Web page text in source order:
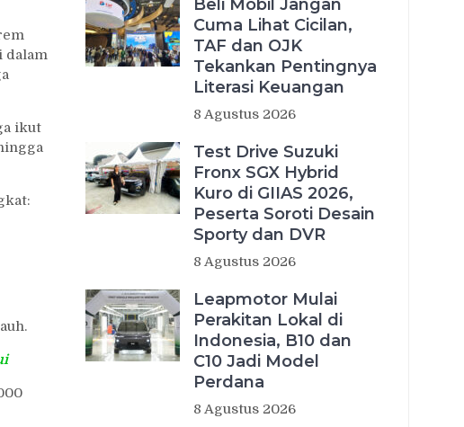
dalam
ikut
Beli Mobil Jangan
Cuma Lihat Cicilan,
TAF dan OJK
Tekankan Pentingnya
Literasi Keuangan
8 Agustus 2026
Test Drive Suzuki
Fronx SGX Hybrid
Kuro di GIIAS 2026,
Peserta Soroti Desain
Sporty dan DVR
8 Agustus 2026
Leapmotor Mulai
Perakitan Lokal di
Indonesia, B10 dan
C10 Jadi Model
Perdana
8 Agustus 2026